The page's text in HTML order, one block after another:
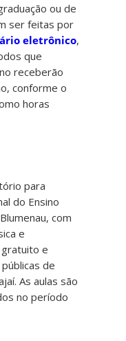
ou de
ser feitas por
eletrônico,
que
receberão
conforme o
horas
para
do Ensino
com
e
e
de
As aulas são
no período